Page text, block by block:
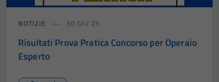
NOTIZIE 30 GIU 25
Risultati Prova Pratica Concorso per Operaio
Esperto